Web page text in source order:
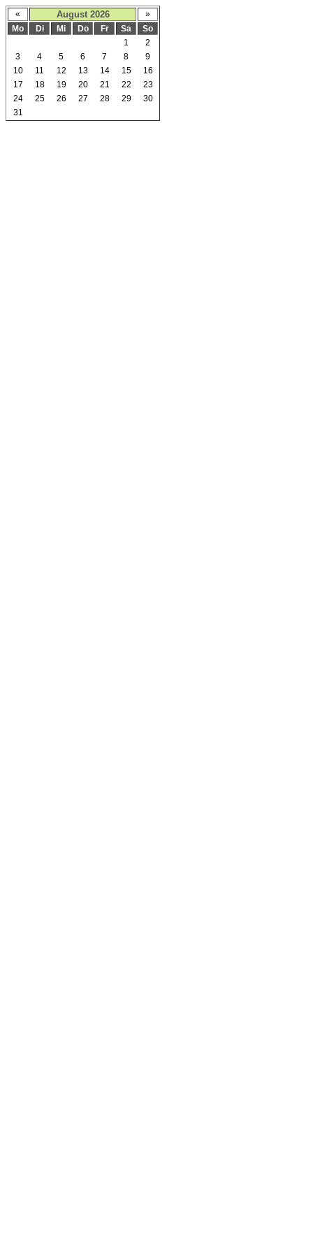
« August 2026
»
Mo
Di Mi Do Fr Sa
So
1
2
3
4 5 6 7 8
9
10
11 12 13 14 15
16
17
18 19 20 21 22
23
24
25 26 27 28 29
30
31